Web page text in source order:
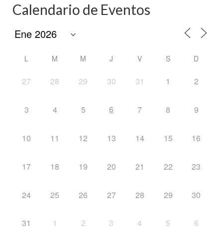
Calendario de Eventos
L M M J V S D
27 28 29 30 31 1 2
3 4 5 6 7 8 9
10 11 12 13 14 15 16
17 18 19 20 21 22 23
24 25 26 27 28 29 30
31 1 2 3 4 5 6